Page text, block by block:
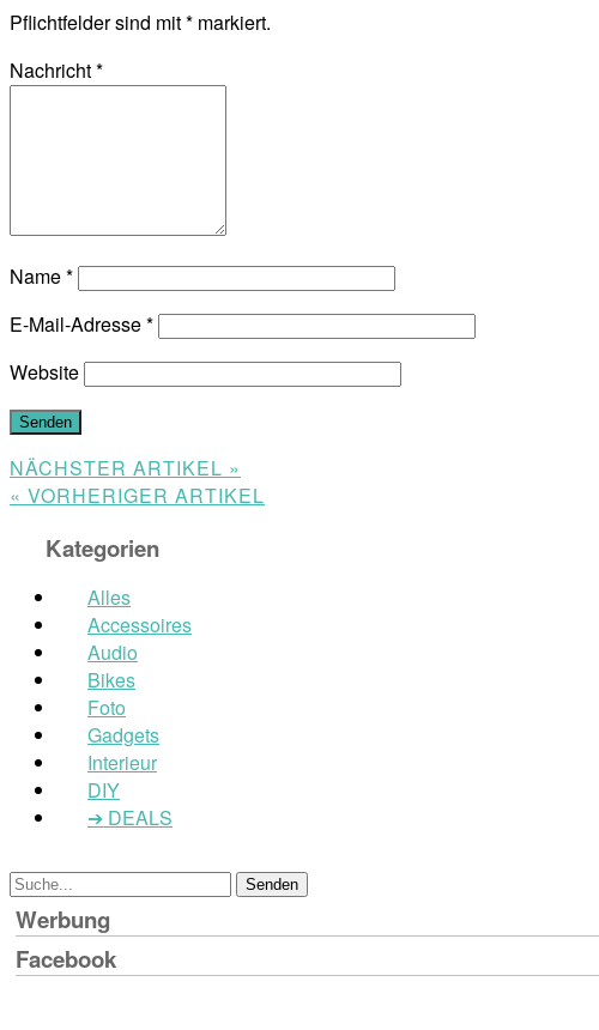
Pflichtfelder sind mit* markiert.
Nachricht*
Name*
E-Mail-Adresse*
Website
NÄCHSTER ARTIKEL »
« VORHERIGER ARTIKEL
Kategorien
Alles
Accessoires
Audio
Bikes
Foto
Gadgets
Interieur
DIY
➔ DEALS
Werbung
Facebook